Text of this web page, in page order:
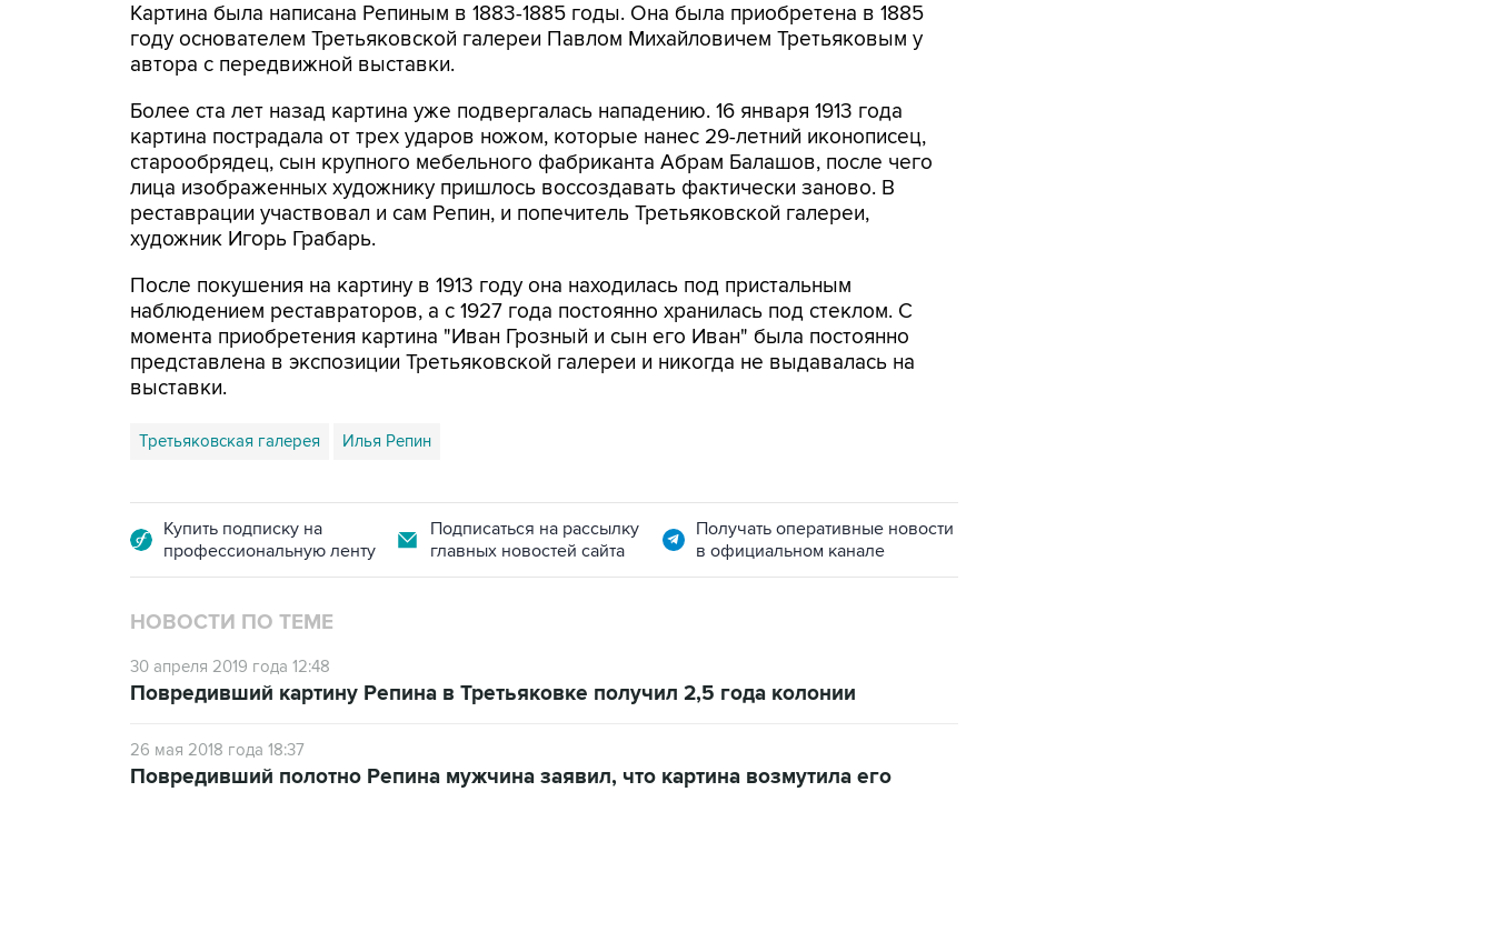
Картина была написана Репиным в 1883-1885 годы. Она была приобретена в 1885
году основателем Третьяковской галереи Павлом Михайловичем Третьяковым у
автора с передвижной выставки.
Более ста лет назад картина уже подвергалась нападению. 16 января 1913 года
картина пострадала от трех ударов ножом, которые нанес 29-летний иконописец,
старообрядец, сын крупного мебельного фабриканта Абрам Балашов, после чего
лица изображенных художнику пришлось воссоздавать фактически заново. В
реставрации участвовал и сам Репин, и попечитель Третьяковской галереи,
художник Игорь Грабарь.
После покушения на картину в 1913 году она находилась под пристальным
наблюдением реставраторов, а с 1927 года постоянно хранилась под стеклом. С
момента приобретения картина "Иван Грозный и сын его Иван" была постоянно
представлена в экспозиции Третьяковской галереи и никогда не выдавалась на
выставки.
Третьяковская галерея Илья Репин
Купить подписку на
профессиональную ленту
Подписаться на рассылку
главных новостей сайта
Получать оперативные новости
в официальном канале
НОВОСТИ ПО ТЕМЕ
30 апреля 2019 года 12:48
Повредивший картину Репина в Третьяковке получил 2,5 года колонии
26 мая 2018 года 18:37
Повредивший полотно Репина мужчина заявил, что картина возмутила его